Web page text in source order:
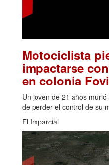
Motociclista
impactarse
en colonia
Un joven de 21 años
de perder el control de su
El Imparcial